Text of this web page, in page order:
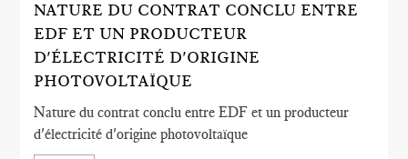
NATURE DU CONTRAT CONCLU ENTRE
EDF ET UN PRODUCTEUR
D'ÉLECTRICITÉ D'ORIGINE
PHOTOVOLTAÏQUE
Nature du contrat conclu entre EDF et un producteur
d'électricité d'origine photovoltaïque